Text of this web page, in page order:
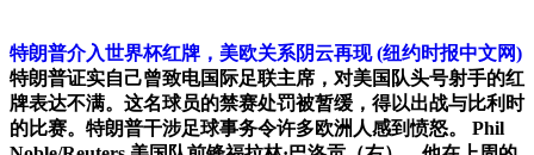
特朗普介入世界杯红牌，美欧关系阴云再现 (纽约时报中文网)
特朗普证实自己曾致电国际足联主席，对美国队头号射手的红
牌表达不满。这名球员的禁赛处罚被暂缓，得以出战与比利时
的比赛。特朗普干涉足球事务令许多欧洲人感到愤怒。 Phil